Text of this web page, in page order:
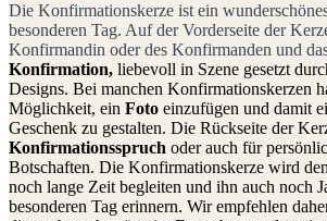
Die Konfirmationskerze ist ein
besonderen Tag. Auf der Vorderseite der
Konfirmandin oder des Konfirmanden und
Konfirmation, liebevoll in Szene gesetzt
Designs. Bei manchen Konfirmationskerzen
Möglichkeit, ein Foto einzufügen und damit
Geschenk zu gestalten. Die Rückseite der
Konfirmationsspruch oder auch für
Botschaften. Die Konfirmationskerze wird
noch lange Zeit begleiten und ihn auch noch
besonderen Tag erinnern. Wir empfehlen